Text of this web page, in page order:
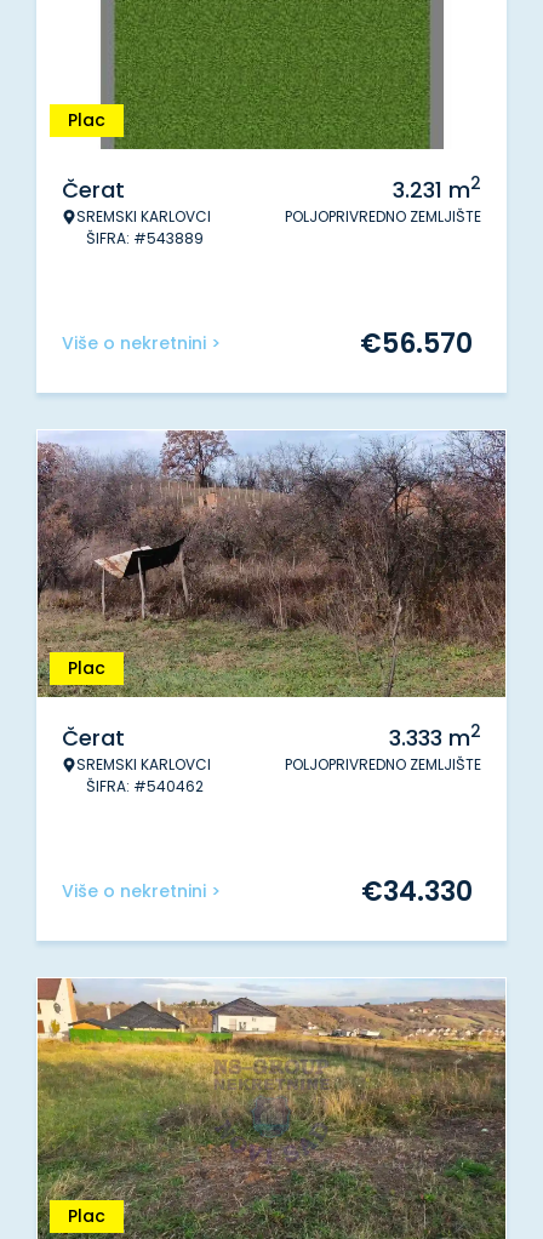
Plac
Čerat
SREMSKI KARLOVCI
ŠIFRA: #543889
3.231 m2
POLJOPRIVREDNO ZEMLJIŠTE
Više o nekretnini > €56.570
Plac
Čerat
SREMSKI KARLOVCI
ŠIFRA: #540462
3.333 m2
POLJOPRIVREDNO ZEMLJIŠTE
Više o nekretnini > €34.330
Plac